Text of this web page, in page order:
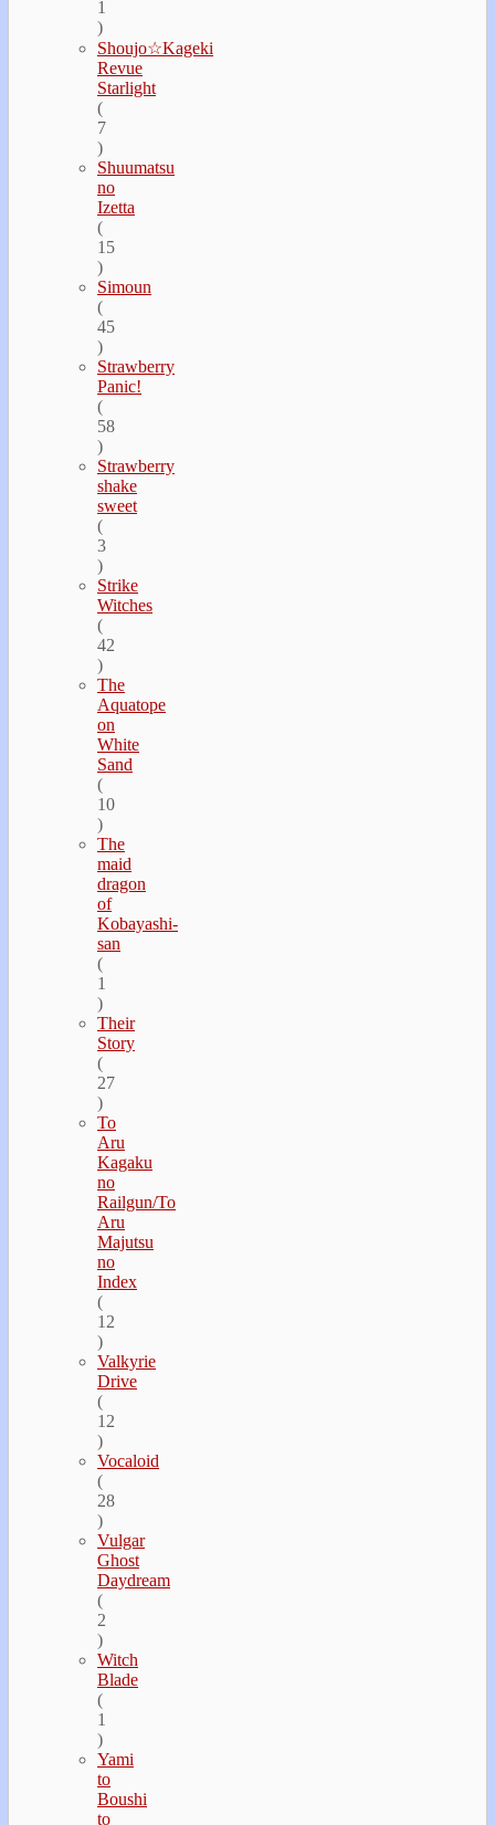
1
)
Shoujo☆Kageki
Revue
Starlight
(
7
)
Shuumatsu
no
Izetta
(
15
)
Simoun
(
45
)
Strawberry
Panic!
(
58
)
Strawberry
shake
sweet
(
3
)
Strike
Witches
(
42
)
The
Aquatope
on
White
Sand
(
10
)
The
maid
dragon
of
Kobayashi-
san
(
1
)
Their
Story
(
27
)
To
Aru
Kagaku
no
Railgun/To
Aru
Majutsu
no
Index
(
12
)
Valkyrie
Drive
(
12
)
Vocaloid
(
28
)
Vulgar
Ghost
Daydream
(
2
)
Witch
Blade
(
1
)
Yami
to
Boushi
to